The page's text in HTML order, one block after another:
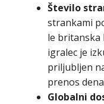
Število
strankami
le britanska
igralec je
priljubljen
prenos
Globalni